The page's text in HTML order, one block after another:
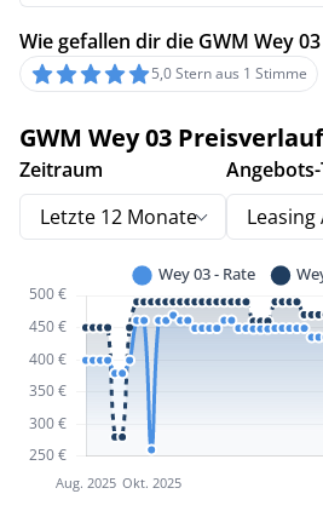
Wie gefallen dir die GWM Wey
5,0 Stern aus 1 Stimme
GWM Wey 03 Preisverlauf
Zeitraum
Letzte 12 Monate